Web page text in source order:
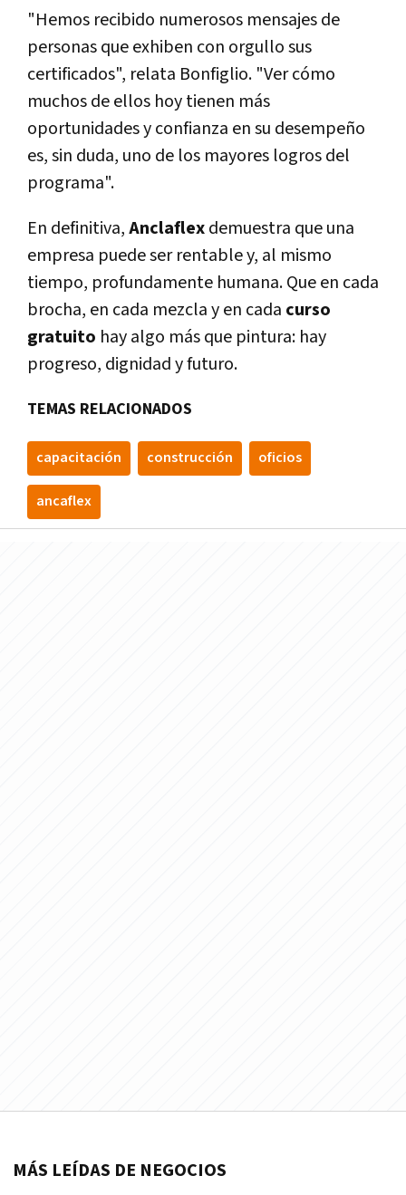
"Hemos recibido numerosos mensajes de
personas que exhiben con orgullo sus
certificados", relata Bonfiglio. "Ver cómo
muchos de ellos hoy tienen más
oportunidades y confianza en su desempeño
es, sin duda, uno de los mayores logros del
programa".
En definitiva,Anclaflexdemuestra que una
empresa puede ser rentable y, al mismo
tiempo, profundamente humana. Que en cada
brocha, en cada mezcla y en cada curso
gratuito hay algo más que pintura: hay
progreso, dignidad y futuro.
TEMAS RELACIONADOS
capacitación construcción oficios
ancaflex
MÁS LEÍDAS DE NEGOCIOS